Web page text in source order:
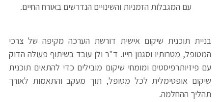
עם המגבלות הזמניות והשינויים הנדרשים באורח החיים.
בניית תוכנית שיקום אישית דורשת הערכה מקיפה של צרכי
המטופל, מטרותיו וסגנון חייו. ד"ר ולן עובד בשיתוף פעולה הדוק
עם פיזיותרפיסטים ומומחי שיקום מובילים כדי להתאים תוכנית
שיקום אופטימלית לכל מטופל, תוך מעקב והתאמות לאורך
תהליך ההחלמה.